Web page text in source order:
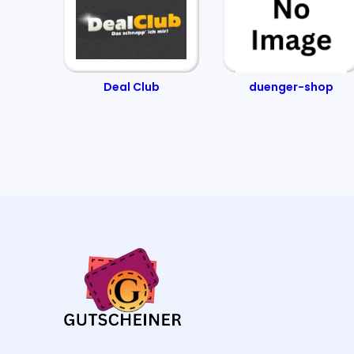
Elektro4000
ESS Schilderfabrik
EH-Möbel
E.COOLINE
Für den Rücken
Flaschenland
Fembites
Deal Club duenger-shop